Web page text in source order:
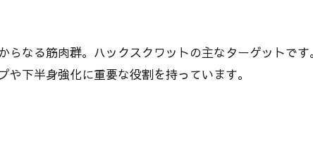
らなる筋肉群。ハックスクワットの主なターゲットで
下半身強化に重要な役割を持っています。